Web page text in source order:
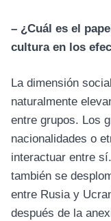
– ¿Cuál es el
cultura en los
La dimensión
naturalmente
entre grupos. Los
nacionalidades o
interactuar entre
también se
entre Rusia y
después de la